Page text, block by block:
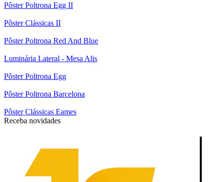
Pôster Poltrona Egg II
Pôster Clássicas II
Pôster Poltrona Red And Blue
Luminária Lateral - Mesa Alis
Pôster Poltrona Egg
Pôster Poltrona Barcelona
Pôster Clássicas Eames
Receba novidades